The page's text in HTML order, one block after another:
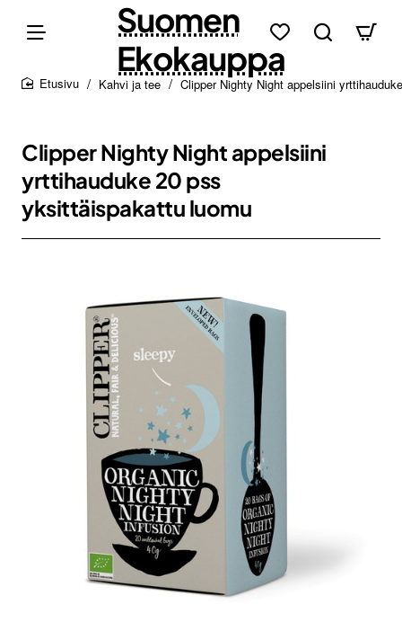
Suomen
Ekokauppa
Kahvi ja tee Clipper Nighty Night appelsiini
Clipper Nighty Night appelsiini
yrttihauduke 20 pss
yksittäispakattu luomu